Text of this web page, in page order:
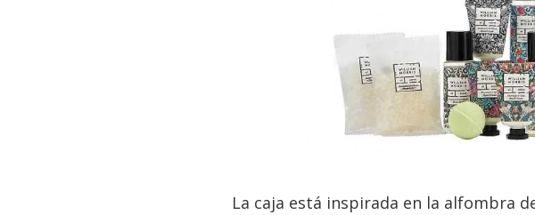
La caja está inspirada en la alfombra